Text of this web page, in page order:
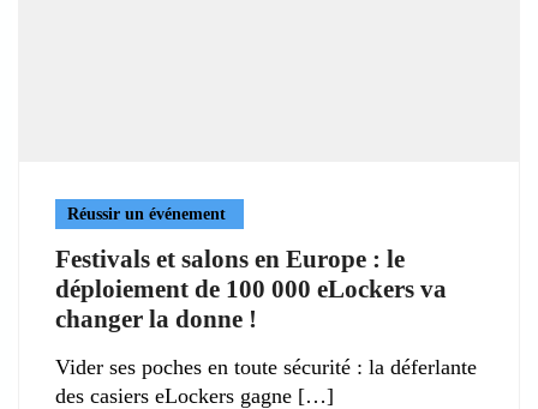
Réussir un événement
Festivals et salons en Europe : le
déploiement de 100 000 eLockers va
changer la donne !
Vider ses poches en toute sécurité : la déferlante
des casiers eLockers gagne